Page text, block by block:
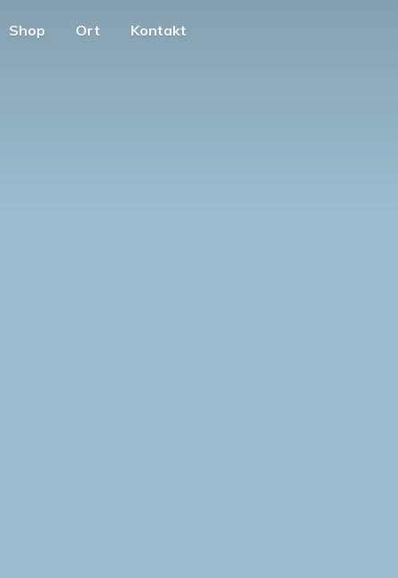
Shop Ort Kontakt